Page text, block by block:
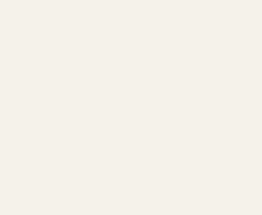
questa
all'interno
presente
un
e pulito. Non
odori
nella tua